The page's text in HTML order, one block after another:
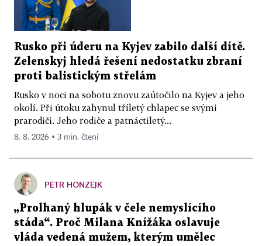
Rusko při úderu na Kyjev zabilo další dítě.
Zelenskyj hledá řešení nedostatku zbraní
proti balistickým střelám
Rusko v noci na sobotu znovu zaútočilo na Kyjev a jeho
okolí. Při útoku zahynul tříletý chlapec se svými
prarodiči. Jeho rodiče a patnáctiletý...
8. 8. 2026 ▪ 3 min. čtení
PETR HONZEJK
„Prolhaný hlupák v čele nemyslícího
stáda“. Proč Milana Knížáka oslavuje
vláda vedená mužem, kterým umělec